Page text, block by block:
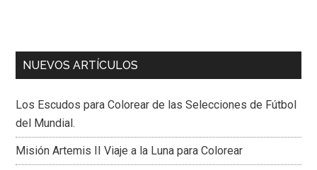
NUEVOS ARTÍCULOS
Los Escudos para Colorear de las Selecciones de Fútbol
del Mundial.
Misión Artemis II Viaje a la Luna para Colorear